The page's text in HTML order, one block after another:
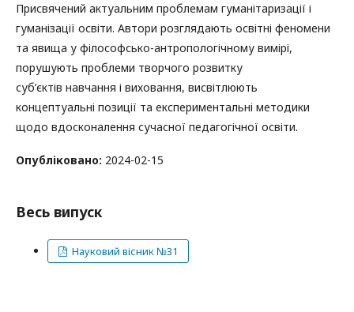
Присвячений актуальним проблемам гуманітаризації і
гуманізації освіти. Автори розглядають освітні феномени
та явища у філософсько-антропологічному вимірі,
порушують проблеми творчого розвитку
суб’єктів навчання і виховання, висвітлюють
концептуальні позиції та експериментальні методики
щодо вдосконалення сучасної педагогічної освіти.
Опубліковано: 2024-02-15
Весь випуск
Науковий вісник №31